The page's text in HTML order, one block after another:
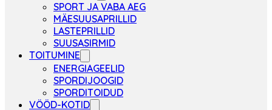
SPORT JA VABA AEG
MÄESUUSAPRILLID
LASTEPRILLID
SUUSASIRMID
TOITUMINE
ENERGIAGEELID
SPORDIJOOGID
SPORDITOIDUD
VÖÖD-KOTID